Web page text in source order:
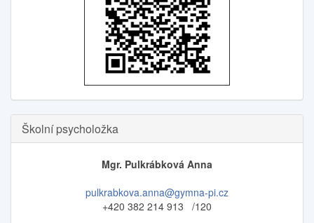
Školní psycholožka
Mgr. Pulkrábková Anna
pulkrabkova.anna@gymna-pi.cz
+420 382 214 913 /120